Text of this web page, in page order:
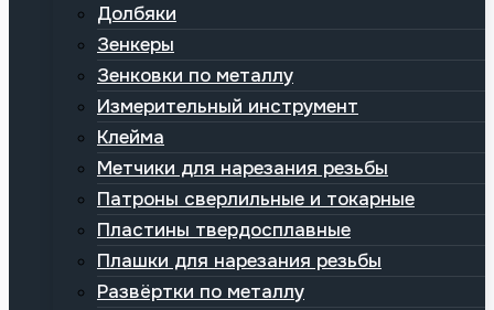
Долбяки
Зенкеры
Зенковки по металлу
Измерительный инструмент
Клейма
Метчики для нарезания резьбы
Патроны сверлильные и токарные
Пластины твердосплавные
Плашки для нарезания резьбы
Развёртки по металлу